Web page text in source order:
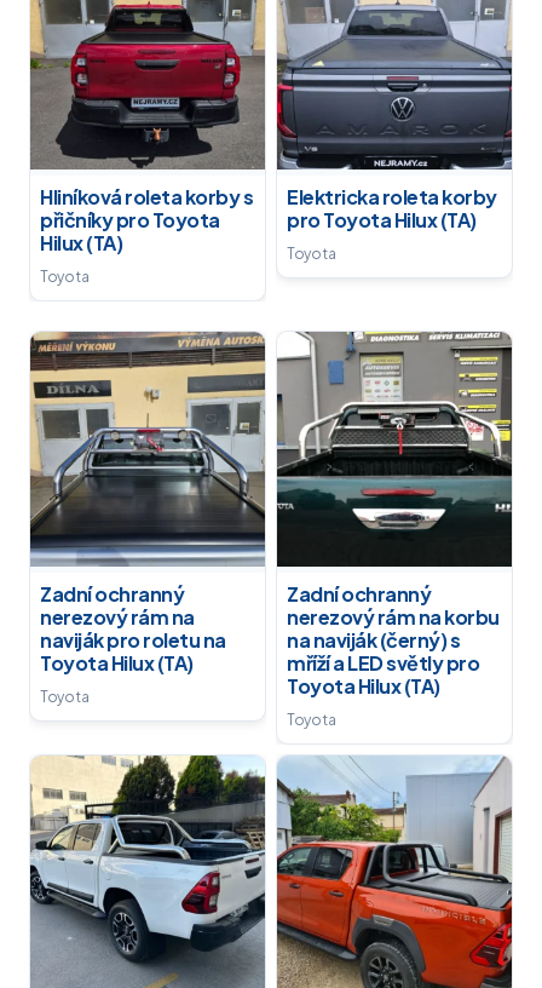
Hliníková roleta korby s
přičníky pro Toyota
Hilux (TA)
Toyota
Elektricka roleta korby
pro Toyota Hilux (TA)
Toyota
Zadní ochranný
nerezový rám na
naviják pro roletu na
Toyota Hilux (TA)
Toyota
Zadní ochranný
nerezový rám na korbu
na naviják (černý) s
mříží a LED světly pro
Toyota Hilux (TA)
Toyota